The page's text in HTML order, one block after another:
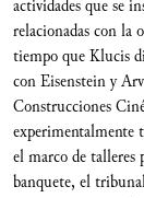
actividades que se
relacionadas con la
tiempo que Klucis
con Eisenstein y
Construcciones
experimentalmente
el marco de
banquete, el